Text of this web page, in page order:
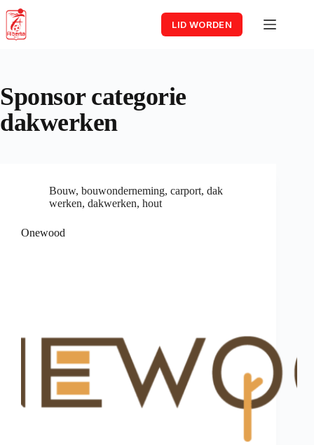
content
LID WORDEN
Sponsor categorie
dakwerken
Bouw, bouwonderneming, carport, dak
werken, dakwerken, hout
Onewood